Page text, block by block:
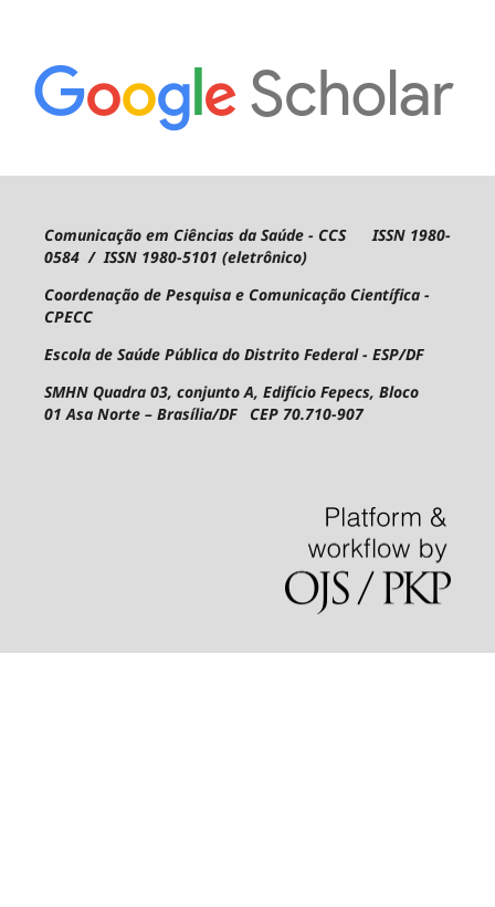
Comunicação em Ciências da Saúde - CCS ISSN 1980-
0584 / ISSN 1980-5101 (eletrônico)
Coordenação de Pesquisa e Comunicação Científica -
CPECC
Escola de Saúde Pública do Distrito Federal - ESP/DF
SMHN Quadra 03, conjunto A, Edifício Fepecs, Bloco
01 Asa Norte – Brasília/DF CEP 70.710-907